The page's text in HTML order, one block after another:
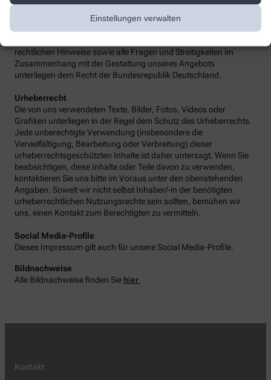
Einstellungen verwalten
Inhalte außerhalb unseres Verantwortungsbereichs liegen und
wir auf die zukünftige Gestaltung keinen Einfluss haben. Sollten
rechtlichen Hinweise sowie alle Fragen und Streitigkeiten im
Zusammenhang mit der Gestaltung unseres Angebots
unterliegen dem Recht der Bundesrepublik Deutschland.
Urheberrecht
Die von uns verwendeten Texte, Bilder, Fotos, Videos oder
Grafiken unterliegen in der Regel dem Schutz des Urheberrechts.
Jede unberechtigte Verwendung (insbesondere die
Vervielfältigung, Bearbeitung oder Verbreitung) dieser
urheberrechtsgeschützten Inhalte ist daher untersagt. Wenn Sie
beabsichtigen, diese Inhalte oder Teile davon zu verwenden,
kontaktieren Sie uns bitte im Voraus unter den obenstehenden
Angaben. Soweit wir nicht selbst Inhaber/-in der benötigten
urheberrechtlichen Nutzungsrechte sein sollten, bemühen wir
uns, einen Kontakt zum Berechtigten zu vermitteln.
Social Media-Profile
Dieses Impressum gilt auch für unsere Social Media-Profile.
Bildnachweise
Alle Bildnachweise finden Sie hier
Kontakt